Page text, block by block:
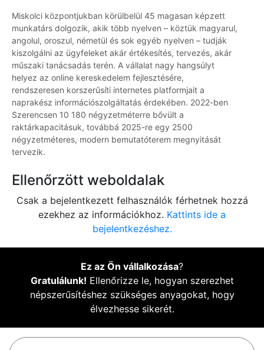
Miskolci központjukban körülbelül 45 magasan képzett
munkatárs dolgozik, akik több nyelven – köztük magyarul,
angolul, oroszul, németül és sok egyéb nyelven – tudják
kiszolgálni az ügyfeleket akár értékesítés, tervezés, akár
műszaki tanácsadás terén. A vállalat nagy hangsúlyt
helyez az online kereskedelem fejlesztésére,
rendszeresen korszerűsíti internetes platformjait a
naprakész információszolgáltatás érdekében. 2022-ben
Szerencsen 10 180 négyzetméterre bővült a
raktárkapacitásuk, továbbá 2025-re egy 2500
négyzetméteres, modern bemutatóterem megnyitását
tervezik.
Ellenőrzött weboldalak
Csak a bejelentkezett felhasználók férhetnek hozzá
ezekhez az információkhoz. Kattints ide a
bejelentkezéshez.
Ez az Ön vállalkozása?
Gratulálunk! Ellenőrizze le, hogyan szerezhet
népszerűsítéshez szükséges anyagokat, hogy
élvezhesse sikerét.